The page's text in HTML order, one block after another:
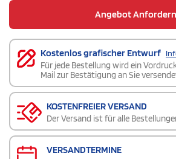
Angebot Anfordern
Kostenlos grafischer Entwurf
Für jede Bestellung wird ein
Mail zur Bestätigung an Sie
KOSTENFREIER VERSAND
Der Versand ist für alle
VERSANDTERMINE